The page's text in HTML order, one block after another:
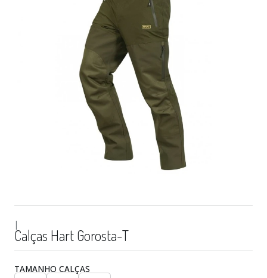
|
Calças Hart Gorosta-T
TAMANHO CALÇAS